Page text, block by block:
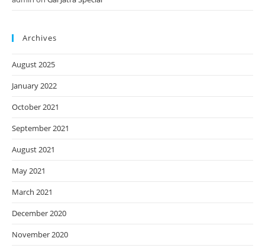
Archives
August 2025
January 2022
October 2021
September 2021
August 2021
May 2021
March 2021
December 2020
November 2020